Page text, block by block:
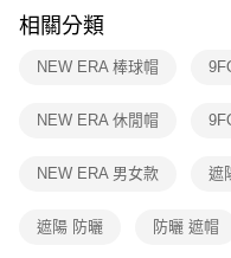
※ 交易是否成功請以「AFTEE
是否繳費成功／繳費後需取消欲
客戶支援中心」https://
１．透過由恩沛科技股份有限
權轉讓予恩沛科技股份有限公司
３．未成年的使用者請事先徵
相關分類
NEW ERA 棒球帽
NEW ERA 休閒帽
NEW ERA 男女款 遮
遮陽 防曬 防曬 遮帽